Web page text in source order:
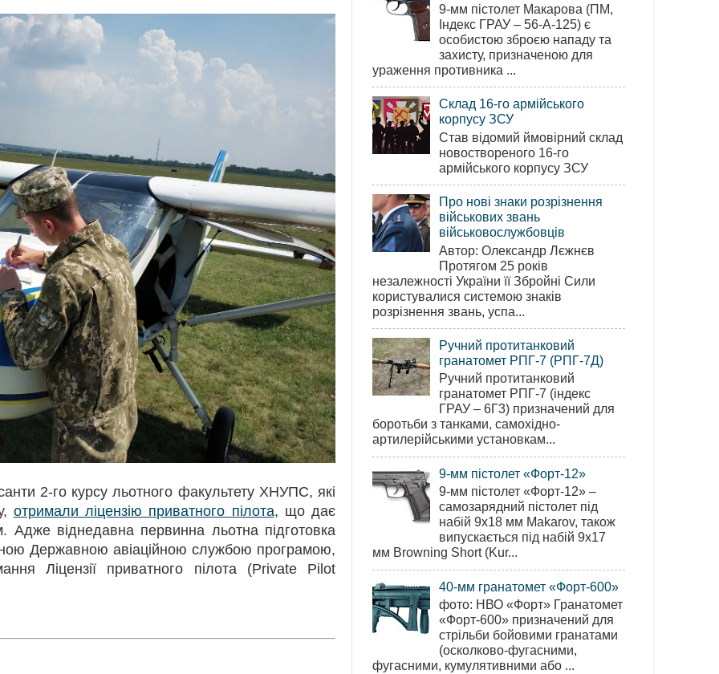
2-го курсу льотного факультету ХНУПС, які
отримали ліцензію приватного пілота, що дає
Адже віднедавна первинна льотна підготовка
Державною авіаційною службою програмою,
Ліцензії приватного пілота (Private Pilot
9-мм пістолет Макарова (ПМ,
Індекс ГРАУ – 56-А-125) є
особистою зброєю нападу та
захисту, призначеною для
ураження противника ...
Склад 16-го армійського
корпусу ЗСУ
Став відомий ймовірний склад
новоствореного 16-го
армійського корпусу ЗСУ
Про нові знаки розрізнення
військових звань
військовослужбовців
Автор: Олександр Лєжнєв
Протягом 25 років
незалежності України її Збройні Сили
користувалися системою знаків
розрізнення звань, успа...
Ручний протитанковий
гранатомет РПГ-7 (РПГ-7Д)
Ручний протитанковий
гранатомет РПГ-7 (індекс
ГРАУ – 6Г3) призначений для
боротьби з танками, самохідно-
артилерійськими установкам...
9-мм пістолет «Форт-12»
9-мм пістолет «Форт-12» –
самозарядний пістолет під
набій 9х18 мм Makarov, також
випускається під набій 9х17
мм Browning Short (Kur...
40-мм гранатомет «Форт-600»
фото: НВО «Форт» Гранатомет
«Форт-600» призначений для
стрільби бойовими гранатами
(осколково-фугасними,
фугасними, кумулятивними або ...